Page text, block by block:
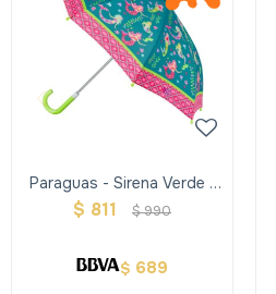
Paraguas - Sirena Verde -
Stephen Joseph
$ 811 $990
$ 689